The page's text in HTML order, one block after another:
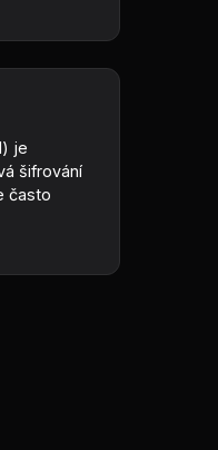
je
šifrování
často